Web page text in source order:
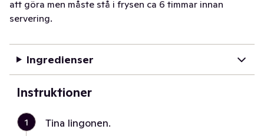
att göra men måste stå i frysen ca 6 timmar innan
servering.
Ingredienser
Instruktioner
1 Tina lingonen.